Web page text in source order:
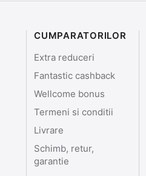
CUMPARATORILOR
Extra reduceri
Fantastic cashback
Wellcome bonus
Termeni si conditii
Livrare
Schimb, retur,
garantie